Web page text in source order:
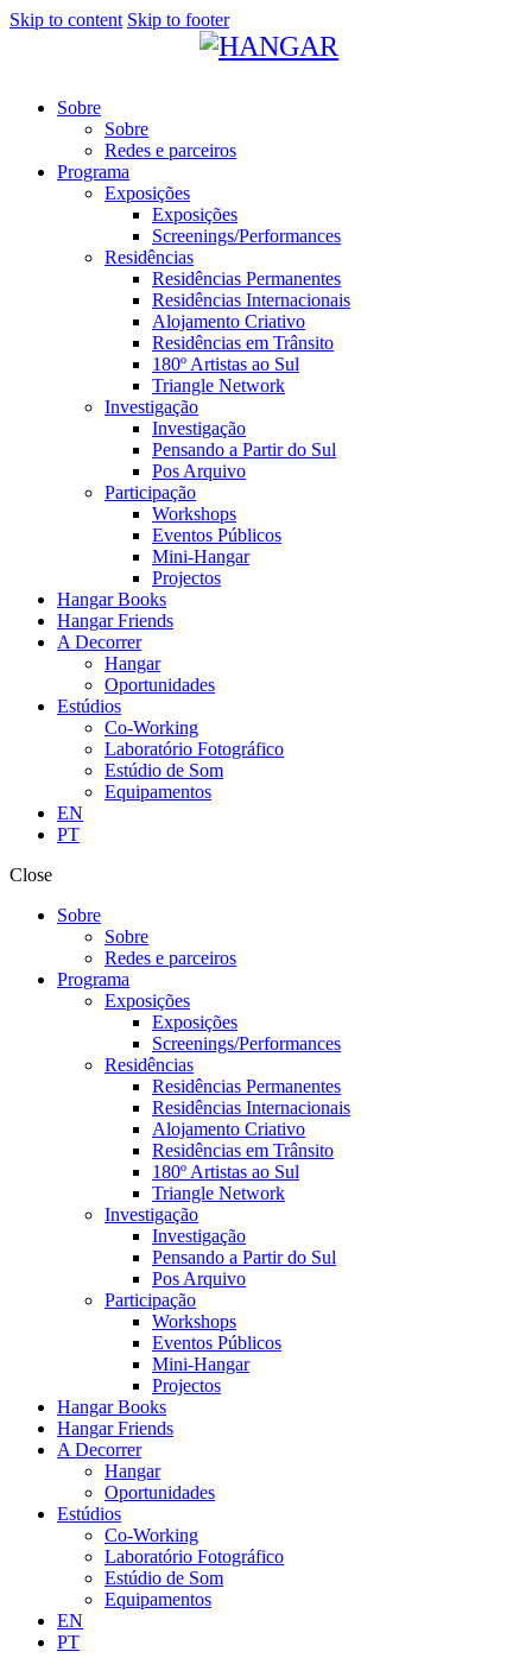
Skip to content Skip to footer
Sobre
Sobre
Redes e parceiros
Programa
Exposições
Exposições
Screenings/Performances
Residências
Residências Permanentes
Residências Internacionais
Alojamento Criativo
Residências em Trânsito
180º Artistas ao Sul
Triangle Network
Investigação
Investigação
Pensando a Partir do Sul
Pos Arquivo
Participação
Workshops
Eventos Públicos
Mini-Hangar
Projectos
Hangar Books
Hangar Friends
A Decorrer
Hangar
Oportunidades
Estúdios
Co-Working
Laboratório Fotográfico
Estúdio de Som
Equipamentos
EN
PT
Close
Sobre
Sobre
Redes e parceiros
Programa
Exposições
Exposições
Screenings/Performances
Residências
Residências Permanentes
Residências Internacionais
Alojamento Criativo
Residências em Trânsito
180º Artistas ao Sul
Triangle Network
Investigação
Investigação
Pensando a Partir do Sul
Pos Arquivo
Participação
Workshops
Eventos Públicos
Mini-Hangar
Projectos
Hangar Books
Hangar Friends
A Decorrer
Hangar
Oportunidades
Estúdios
Co-Working
Laboratório Fotográfico
Estúdio de Som
Equipamentos
EN
PT